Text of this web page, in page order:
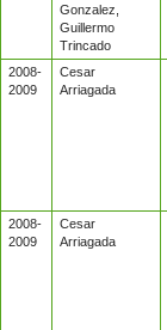
Gonzalez,
Guillermo
Trincado
2008-
2009
Cesar
Arriagada
2008-
2009
Cesar
Arriagada